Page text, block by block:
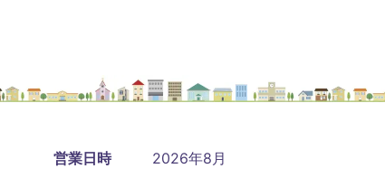
営業日時 2026年8月